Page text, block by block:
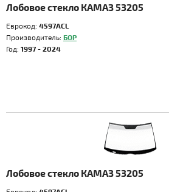
Лобовое стекло КАМАЗ 53205
Еврокод: 4597ACL
Производитель: БОР
Год: 1997 - 2024
Лобовое стекло КАМАЗ 53205